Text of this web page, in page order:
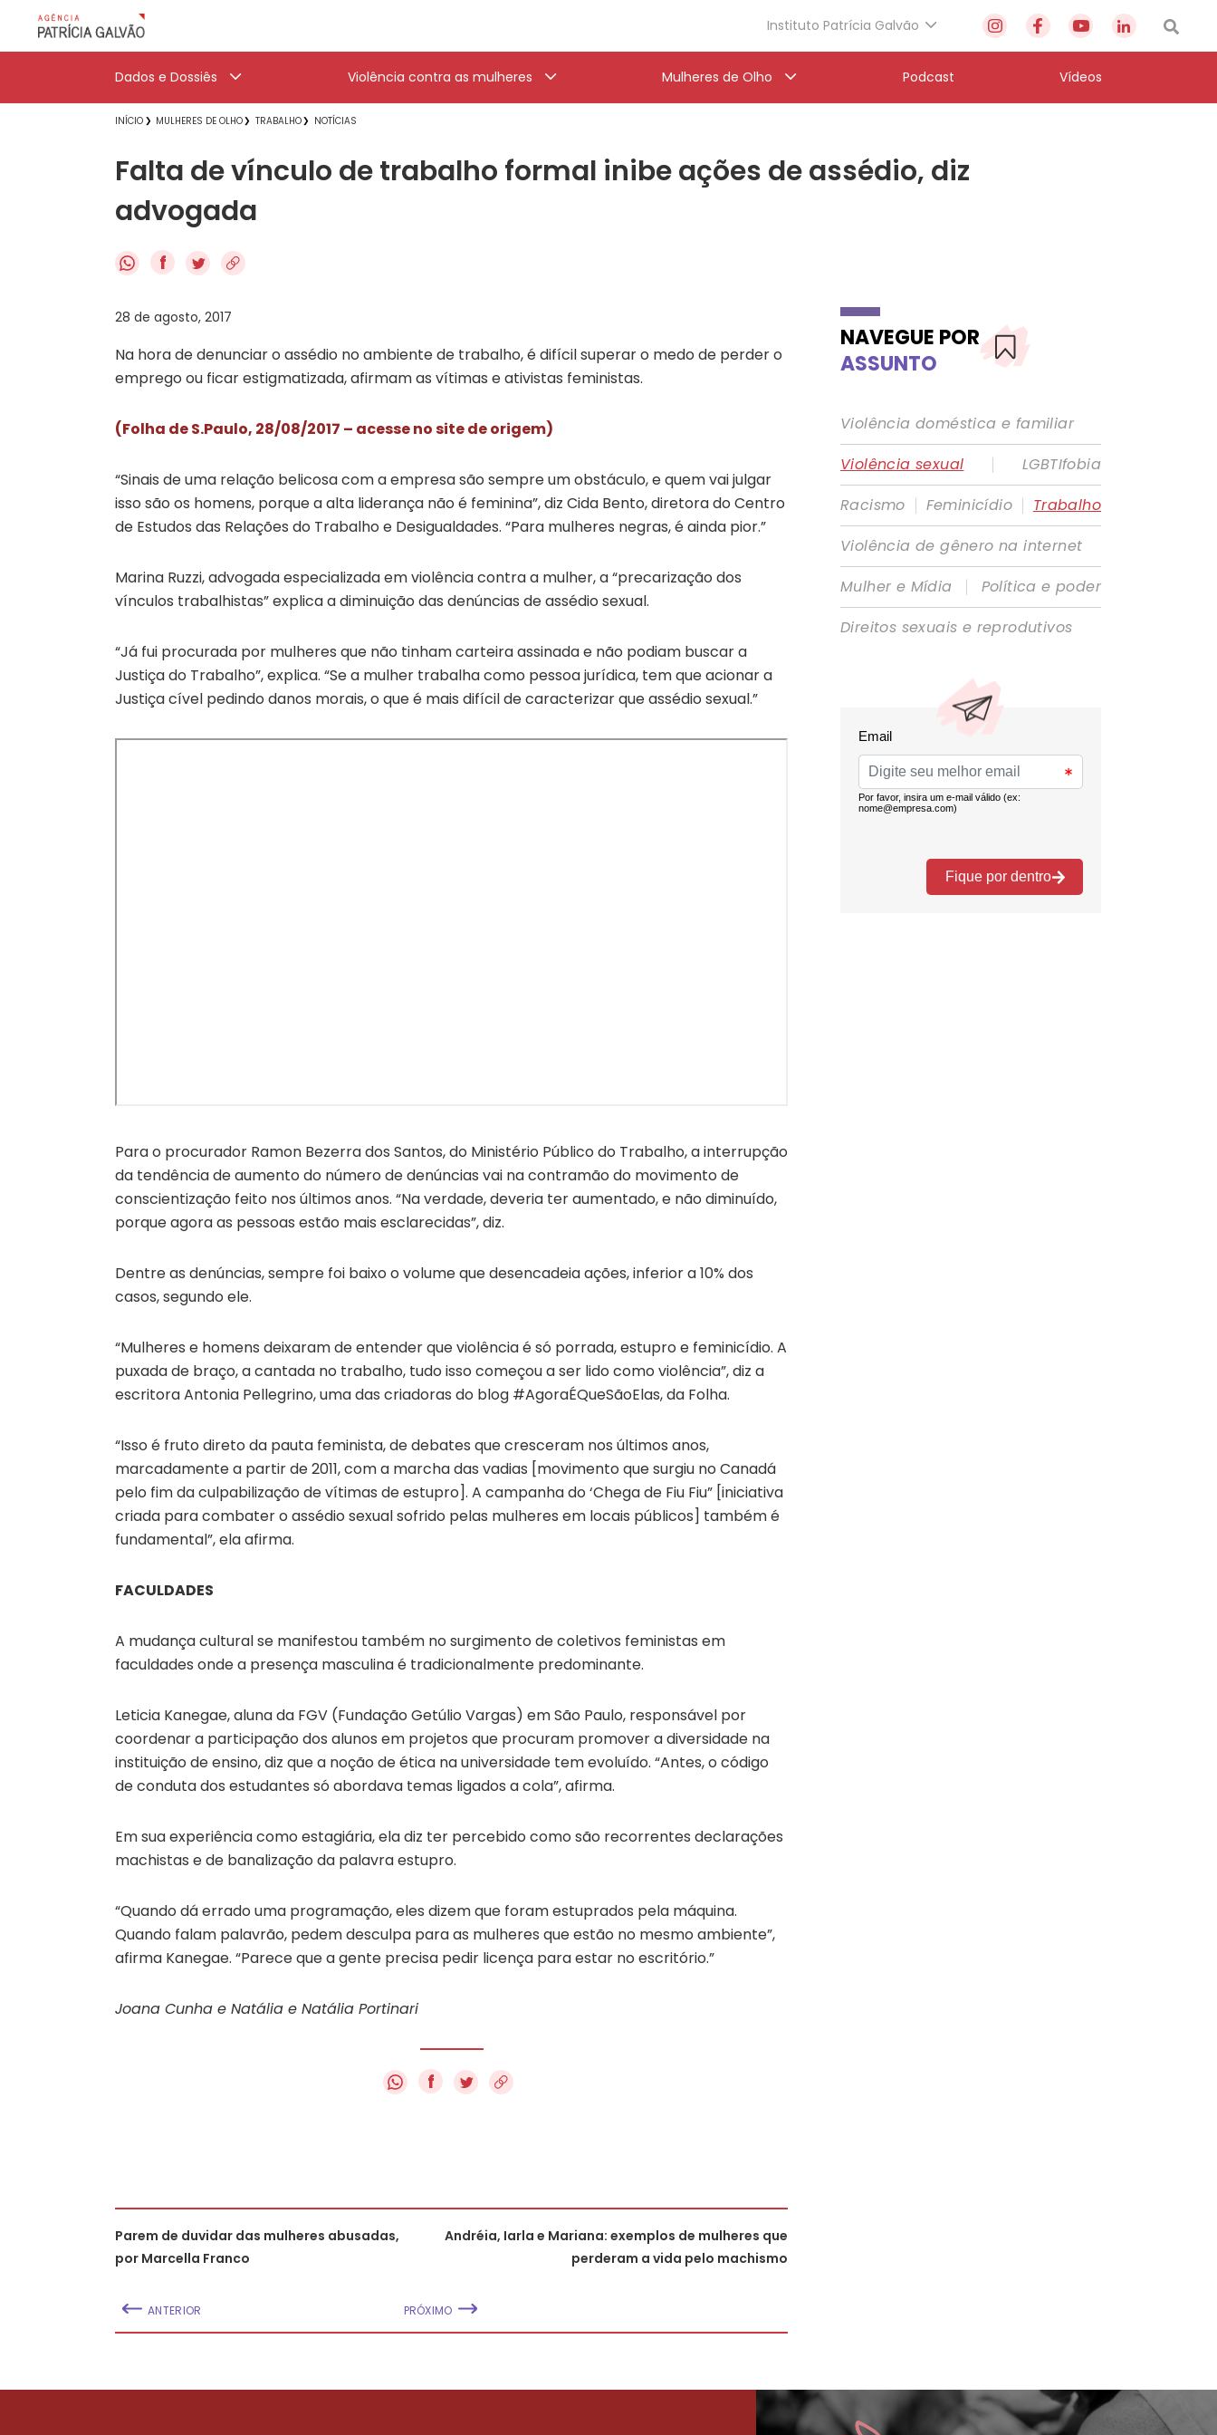
Instituto Patrícia Galvão
Dados e Dossiês Violência contra as mulheres Mulheres de Olho Podcast Vídeos
INÍCIO MULHERES DE OLHO TRABALHO NOTÍCIAS
Falta de vínculo de trabalho formal inibe ações de assédio, diz
advogada
f
28 de agosto, 2017
Na hora de denunciar o assédio no ambiente de trabalho, é difícil superar o medo de perder o
emprego ou ficar estigmatizada, afirmam as vítimas e ativistas feministas.
(Folha de S.Paulo, 28/08/2017 – acesse no site de origem)
“Sinais de uma relação belicosa com a empresa são sempre um obstáculo, e quem vai julgar
isso são os homens, porque a alta liderança não é feminina”, diz Cida Bento, diretora do Centro
de Estudos das Relações do Trabalho e Desigualdades. “Para mulheres negras, é ainda pior.”
Marina Ruzzi, advogada especializada em violência contra a mulher, a “precarização dos
vínculos trabalhistas” explica a diminuição das denúncias de assédio sexual.
“Já fui procurada por mulheres que não tinham carteira assinada e não podiam buscar a
Justiça do Trabalho”, explica. “Se a mulher trabalha como pessoa jurídica, tem que acionar a
Justiça cível pedindo danos morais, o que é mais difícil de caracterizar que assédio sexual.”
Para o procurador Ramon Bezerra dos Santos, do Ministério Público do Trabalho, a interrupção
da tendência de aumento do número de denúncias vai na contramão do movimento de
conscientização feito nos últimos anos. “Na verdade, deveria ter aumentado, e não diminuído,
porque agora as pessoas estão mais esclarecidas”, diz.
Dentre as denúncias, sempre foi baixo o volume que desencadeia ações, inferior a 10% dos
casos, segundo ele.
“Mulheres e homens deixaram de entender que violência é só porrada, estupro e feminicídio. A
puxada de braço, a cantada no trabalho, tudo isso começou a ser lido como violência”, diz a
escritora Antonia Pellegrino, uma das criadoras do blog #AgoraÉQueSãoElas, da Folha.
“Isso é fruto direto da pauta feminista, de debates que cresceram nos últimos anos,
marcadamente a partir de 2011, com a marcha das vadias [movimento que surgiu no Canadá
pelo fim da culpabilização de vítimas de estupro]. A campanha do ‘Chega de Fiu Fiu” [iniciativa
criada para combater o assédio sexual sofrido pelas mulheres em locais públicos] também é
fundamental”, ela afirma.
FACULDADES
A mudança cultural se manifestou também no surgimento de coletivos feministas em
faculdades onde a presença masculina é tradicionalmente predominante.
Leticia Kanegae, aluna da FGV (Fundação Getúlio Vargas) em São Paulo, responsável por
coordenar a participação dos alunos em projetos que procuram promover a diversidade na
instituição de ensino, diz que a noção de ética na universidade tem evoluído. “Antes, o código
de conduta dos estudantes só abordava temas ligados a cola”, afirma.
Em sua experiência como estagiária, ela diz ter percebido como são recorrentes declarações
machistas e de banalização da palavra estupro.
“Quando dá errado uma programação, eles dizem que foram estuprados pela máquina.
Quando falam palavrão, pedem desculpa para as mulheres que estão no mesmo ambiente”,
afirma Kanegae. “Parece que a gente precisa pedir licença para estar no escritório.”
Joana Cunha e Natália e Natália Portinari
f
Parem de duvidar das mulheres abusadas,
por Marcella Franco
ANTERIOR
Andréia, Iarla e Mariana: exemplos de mulheres que
perderam a vida pelo machismo
PRÓXIMO
NAVEGUE POR
ASSUNTO
Violência doméstica e familiar
Violência sexual
|
LGBTIfobia
Racismo | Feminicídio | Trabalho
Violência de gênero na internet
Mulher e Mídia
|
Política e poder
Direitos sexuais e reprodutivos